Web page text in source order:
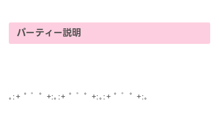
パーティー説明
｡:+ ﾟ ゜ﾟ +:｡:+ ﾟ ゜ﾟ +:｡:+ ﾟ ゜ﾟ +:｡